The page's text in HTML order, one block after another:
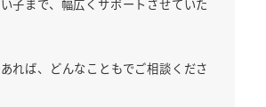
子まで、幅広くサポートさせていた
れば、どんなこともでご相談くださ